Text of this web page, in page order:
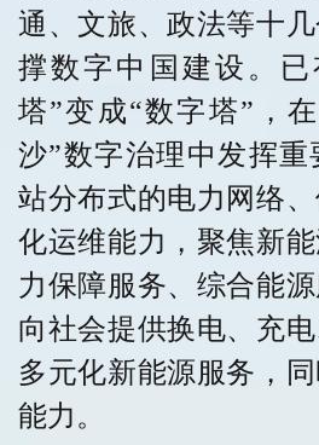
通、文旅、政法等十
撑数字中国建设。已
塔”变成“数字塔”，
沙”数字治理中发挥
站分布式的电力网络
化运维能力，聚焦新
力保障服务、综合能
向社会提供换电、充
多元化新能源服务，
能力。